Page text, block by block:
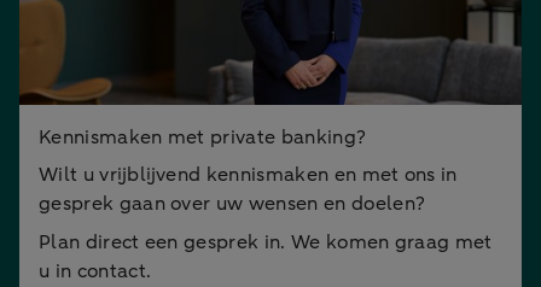
Kennismaken met private banking?
Wilt u vrijblijvend kennismaken en met ons in
gesprek gaan over uw wensen en doelen?
Plan direct een gesprek in. We komen graag met
u in contact.